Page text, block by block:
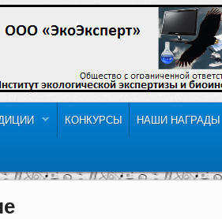
КОНКУРСЫ НАШИ НАГРАДЫ